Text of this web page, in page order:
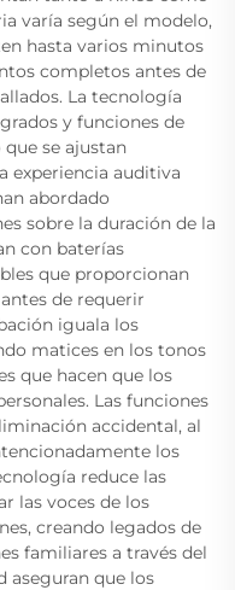
varía según el modelo,
hasta varios minutos
completos antes de
La tecnología
y funciones de
se ajustan
experiencia auditiva
abordado
sobre la duración de la
con baterías
que proporcionan
de requerir
iguala los
matices en los tonos
que hacen que los
Las funciones
accidental, al
los
reduce las
las voces de los
creando legados de
familiares a través del
aseguran que los